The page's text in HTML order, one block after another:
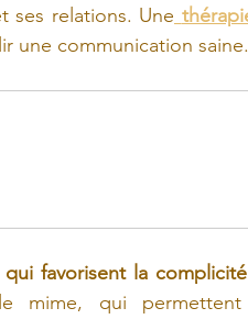
ses relations. Une
une communication saine.
favorisent la
mime, qui